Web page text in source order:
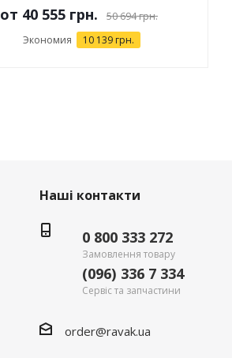
от 40 555 грн. 50 694 грн.
Экономия 10 139 грн.
Наші контакти
0 800 333 272
Замовлення товару
(096) 336 7 334
Сервіс та запчастини
order@ravak.ua